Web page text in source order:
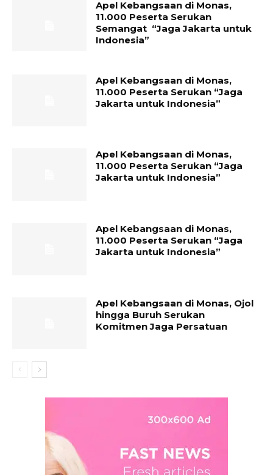
Apel Kebangsaan di Monas,
11.000 Peserta Serukan
Semangat “Jaga Jakarta untuk
Indonesia”
Apel Kebangsaan di Monas,
11.000 Peserta Serukan “Jaga
Jakarta untuk Indonesia”
Apel Kebangsaan di Monas,
11.000 Peserta Serukan “Jaga
Jakarta untuk Indonesia”
Apel Kebangsaan di Monas,
11.000 Peserta Serukan “Jaga
Jakarta untuk Indonesia”
Apel Kebangsaan di Monas, Ojol
hingga Buruh Serukan
Komitmen Jaga Persatuan